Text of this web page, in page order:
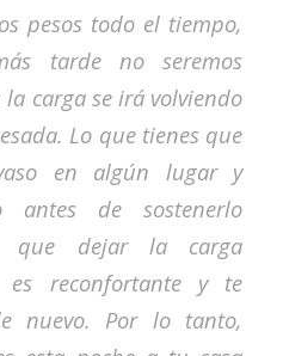
pesos todo el tiempo,
tarde no seremos
carga se irá volviendo
Lo que tienes que
en algún lugar y
antes de sostenerlo
que dejar la carga
es reconfortante y te
nuevo. Por lo tanto,